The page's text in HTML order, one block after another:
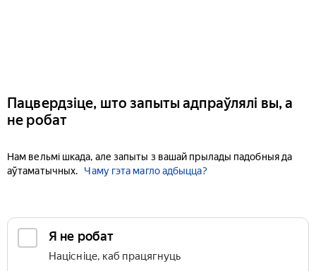
Пацвердзіце, што запыты адпраўлялі вы, а
не робат
Нам вельмі шкада, але запыты з вашай прылады падобныя да
аўтаматычных.
Чаму гэта магло адбыцца?
Я не робат
Націсніце, каб працягнуць